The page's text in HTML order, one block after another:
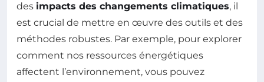
des impacts des changements climatiques, il
est crucial de mettre en œuvre des outils et des
méthodes robustes. Par exemple, pour explorer
comment nos ressources énergétiques
affectent l’environnement, vous pouvez